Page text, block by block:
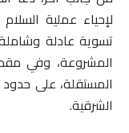
لإحياء عملية
تسوية عادلة
المشروعة، وفي
الشرقية.